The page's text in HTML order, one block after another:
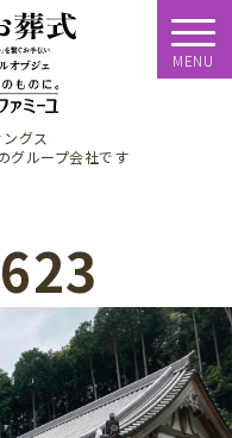
グス
グループ会社です
MENU